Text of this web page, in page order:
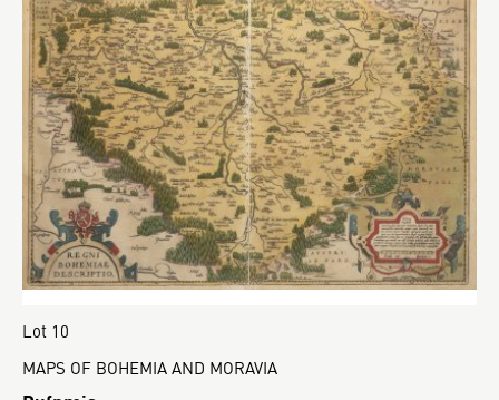
Lot 10
MAPS OF BOHEMIA AND MORAVIA